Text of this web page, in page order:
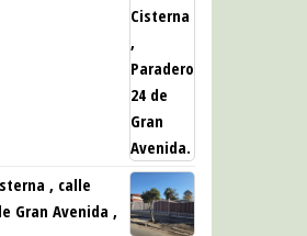
, calle
Gran Avenida ,